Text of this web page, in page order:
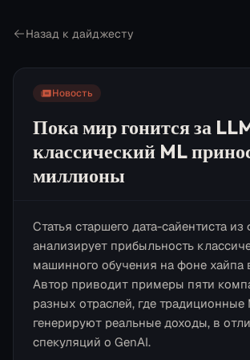
Назад к дайджесту
Новость
Пока мир гонится за
классический ML
миллионы
Статья старшего дата-сайентиста из
анализирует прибыльность
машинного обучения на фоне хайпа
Автор приводит примеры пяти
разных отраслей, где
генерируют реальные доходы, в
спекуляций о GenAI.